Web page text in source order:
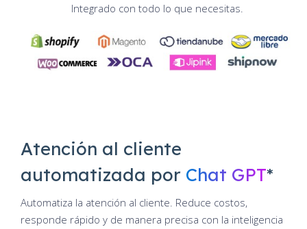
Integrado con todo lo que necesitas.
Atención al cliente
automatizada por Chat GPT*
Automatiza la atención al cliente. Reduce costos,
responde rápido y de manera precisa con la inteligencia